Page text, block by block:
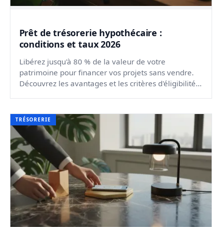
Prêt de trésorerie hypothécaire :
conditions et taux 2026
Libérez jusqu'à 80 % de la valeur de votre
patrimoine pour financer vos projets sans vendre.
Découvrez les avantages et les critères d'éligibilité
TRÉSORERIE